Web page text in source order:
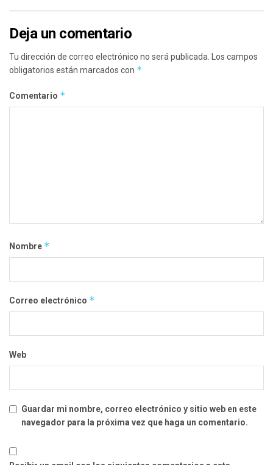
Deja un comentario
Tu dirección de correo electrónico no será publicada.
Los campos
obligatorios están marcados con *
Comentario *
Nombre *
Correo electrónico *
Web
Guardar mi nombre, correo electrónico y sitio web en este
navegador para la próxima vez que haga un comentario.